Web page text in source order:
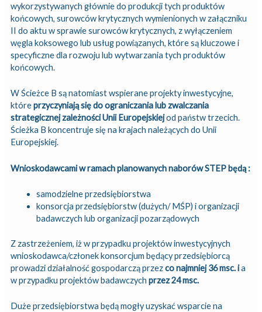
wykorzystywanych głównie do produkcji tych produktów
końcowych, surowców krytycznych wymienionych w załączniku
II do aktu w sprawie surowców krytycznych, z wyłączeniem
węgla koksowego lub usług powiązanych, które są kluczowe i
specyficzne dla rozwoju lub wytwarzania tych produktów
końcowych.
W Ścieżce B są natomiast wspierane projekty inwestycyjne,
któreprzyczyniają się do ograniczania lub zwalczania
strategicznej zależności Unii Europejskiejod państw trzecich.
Ścieżka B koncentruje się na krajach należących do Unii
Europejskiej.
Wnioskodawcami w ramach planowanych naborów STEP będą :
samodzielne przedsiębiorstwa
konsorcja przedsiębiorstw (dużych/ MŚP) i organizacji
badawczych lub organizacji pozarządowych
Z zastrzeżeniem, iż w przypadku projektów inwestycyjnych
wnioskodawca/członek konsorcjum będący przedsiębiorcą
prowadzi działalność gospodarczą przezco najmniej 36 msc. ia
w przypadku projektów badawczych przez 24 msc.
Duże przedsiębiorstwa będą mogły uzyskać wsparcie na